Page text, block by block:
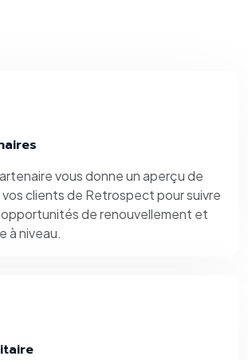
vous donne un aperçu de
clients de Retrospect pour suivre
de renouvellement et
à niveau.